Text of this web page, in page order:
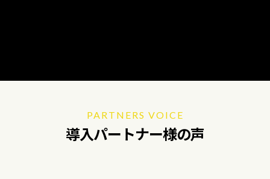
PARTNERS VOICE
導入パートナー様の声